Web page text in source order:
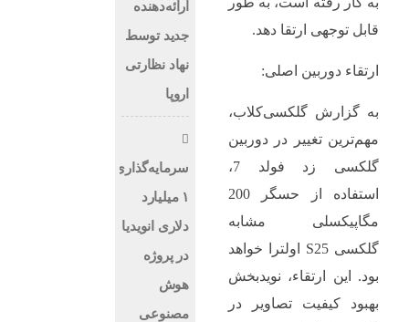
قابل توجهی ارتقا دهد.
ارتقاء دوربین اصلی:
به گزارش گلکسی‌کلاب،
مهم‌ترین تغییر در دوربین
گلکسی زد فولد 7،
استفاده از حسگر 200
مگاپیکسلی مشابه
گلکسی S25 اولترا خواهد
بود. این ارتقاء، نویدبخش
بهبود کیفیت تصاویر در
ارائه‌دهنده
جدید توسط
نهاد نظارتی
اروپا
سرمایه‌گذاری
۱ میلیارد
دلاری انویدیا
در پروژه
هوش
مصنوعی